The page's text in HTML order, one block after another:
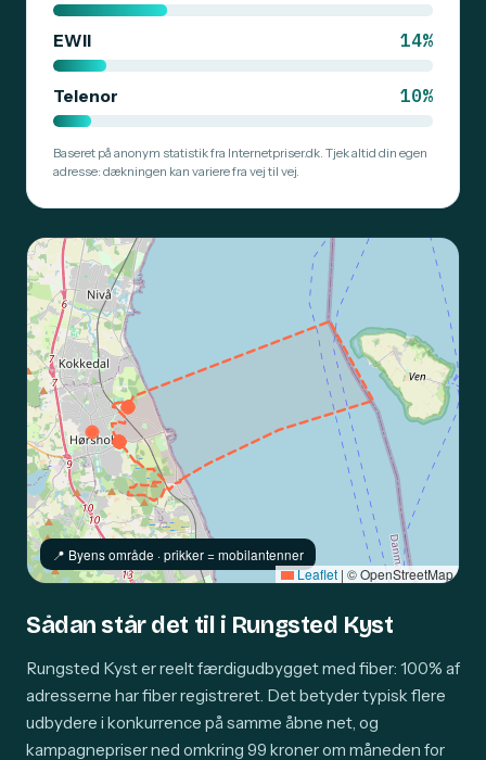
EWII 14%
Telenor 10%
Baseret på anonym statistik fra Internetpriser.dk. Tjek altid din egen
adresse: dækningen kan variere fra vej til vej.
📍️ Byens område · prikker = mobilantenner
Leaflet | © OpenStreetMap
Sådan står det til i Rungsted Kyst
Rungsted Kyst er reelt færdigudbygget med fiber: 100% af
adresserne har fiber registreret. Det betyder typisk flere
udbydere i konkurrence på samme åbne net, og
kampagnepriser ned omkring 99 kroner om måneden for